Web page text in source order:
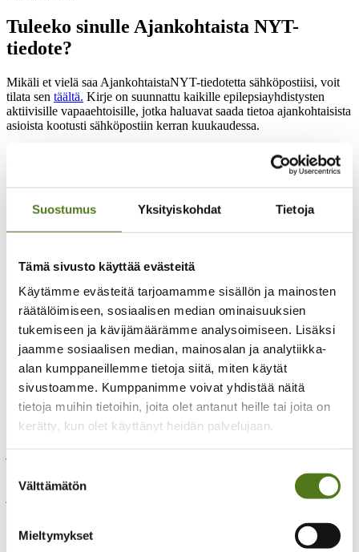
Suostumus Yksityiskohdat Tietoja
Tämä sivusto käyttää evästeitä
Käytämme evästeitä tarjoamamme sisällön ja mainosten
räätälöimiseen, sosiaalisen median ominaisuuksien
tukemiseen ja kävijämäärämme analysoimiseen. Lisäksi
jaamme sosiaalisen median, mainosalan ja analytiikka-
alan kumppaneillemme tietoja siitä, miten käytät
sivustoamme. Kumppanimme voivat yhdistää näitä
tietoja muihin tietoihin, joita olet antanut heille tai joita on
kerätty, kun olet käyttänyt heidän palvelujaan.
valinta
Välttämätön
Mieltymykset
Tuleeko sinulle Ajankohtaista NYT-
tiedote?
Mikäli et vielä saa AjankohtaistaNYT-tiedotetta sähköpostiisi, voit
tilata sen täältä. Kirje on suunnattu kaikille epilepsiayhdistysten
aktiivisille vapaaehtoisille, jotka haluavat saada tietoa ajankohtaisista
asioista kootusti sähköpostiin kerran kuukaudessa.
Mukavaa kesää kaikille. Tässä pieniä syksyn kohokohtia, jotka on
hyvä laittaa nyt jo kalenteriin!
Osallistava ja elinvoimainen yhdistys – maksuton
Maanantaina 9.11. klo 17-19 järjestetään etänä yhdistyskoulutus
opintokeskus Siviksen kanssa. Koulutuksessa keskitytään
yhdistyksen toiminnan eri osa-alueiden suunnitelmalliseen
kehittämiseen ja innostavan toimintakulttuurin rakentamiseen. Saat
käytännön työkaluja toiminnan suunnitteluun ja toteutukseen.Lue
lisää ja ilmoittaudu mukaan täältä.
Olisiko Kesäkisat teidän paikkakunnallanne ensi
vuonna?
järjestetään kesäkuun alussa vuosittain eri paikkakunnalla.
paikallista tuntemusta järjestelyihin.
Lue lisää kesäkisojen
STEA-jäsenjärjestöavustuksen haku 2027 päättyy